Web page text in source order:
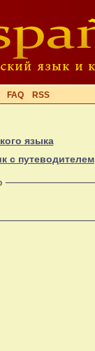
FAQ RSS
языка
с путеводителем